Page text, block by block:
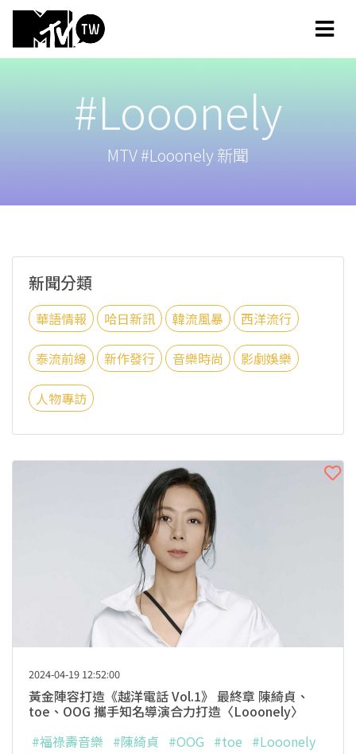
#Looonely
MTV #Looonely 新聞
新聞分類
華語情報 哈日新訊 韓流風暴 西洋流行
泰流前線 新作發行 音樂時尚 影劇娛樂
人物專訪
2024-04-19 12:52:00
黃金陣容打造《越洋電話 Vol.1》 最終章 陳綺貞、
toe、OOG 攜手知名導演合力打造〈Looonely〉
#福祿壽音樂 #陳綺貞 #OOG #toe #Looonely